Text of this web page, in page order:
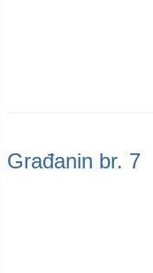
Građanin br. 7